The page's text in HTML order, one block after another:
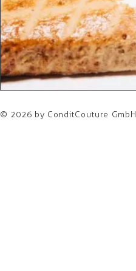
© 2026 by ConditCouture GmbH